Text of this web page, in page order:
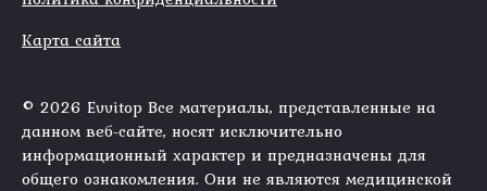
Карта сайта
© 2026 Evvitop Все материалы, представленные на
данном веб-сайте, носят исключительно
информационный характер и предназначены для
общего ознакомления. Они не являются медицинской